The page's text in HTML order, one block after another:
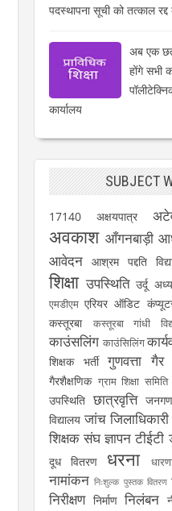
पदस्थापना सूची को तत्काल
अब एक छत
होंगे सभी
कार्यालय
SUBJECT
17140 अक्षयपात्र
अवकाश आँगनबाड़ी
आवेदन आश्रम पद्दति
शिक्षा उपस्थिति उर्दू
एमडीएम एरियर ऑडिट
कस्तूरबा
कस्तूरबा गांधी
काउंसलिंग काउंसिलिंग
शिक्षक भर्ती
गुणवत्ता गैर
गैरशैक्षणिक ग्राम शिक्षा समिति
उपस्थिति छात्रवृत्ति
विद्यालय जांच जिलाधिकारी
शिक्षक संघ ज्ञापन टीईटी
दूध वितरण
धरना
नामांकन निःशुल्क पुस्तक वितरण
निरीक्षण निर्माण निलंबन